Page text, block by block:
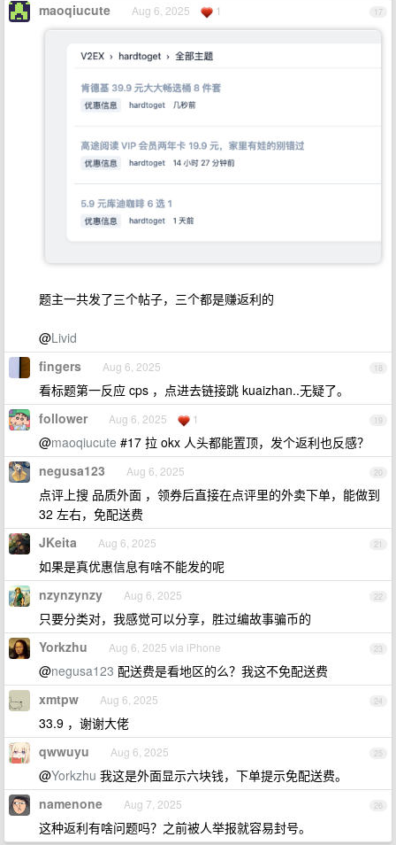
17
maoqiucute Aug 6, 2025 1
题主一共发了三个帖子，三个都是赚返利的
@Livid
18
fingers Aug 6, 2025
看标题第一反应 cps ，点进去链接跳 kuaizhan..无疑了。
19
follower Aug 6, 2025 1
@maoqiucute #17 拉 okx 人头都能置顶，发个返利也反感？
20
negusa123 Aug 6, 2025
点评上搜 品质外面 ，领券后直接在点评里的外卖下单，能做到
32 左右，免配送费
21
JKeita Aug 6, 2025
如果是真优惠信息有啥不能发的呢
22
nzynzynzy Aug 6, 2025
只要分类对，我感觉可以分享，胜过编故事骗币的
23
Yorkzhu Aug 6, 2025 via iPhone
@negusa123 配送费是看地区的么？我这不免配送费
24
xmtpw Aug 6, 2025
33.9 ，谢谢大佬
25
qwwuyu Aug 6, 2025
@Yorkzhu 我这是外面显示六块钱，下单提示免配送费。
26
namenone Aug 7, 2025
这种返利有啥问题吗？之前被人举报就容易封号。